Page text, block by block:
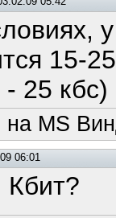
15-
- 25
на MS
06:01
Кбит?